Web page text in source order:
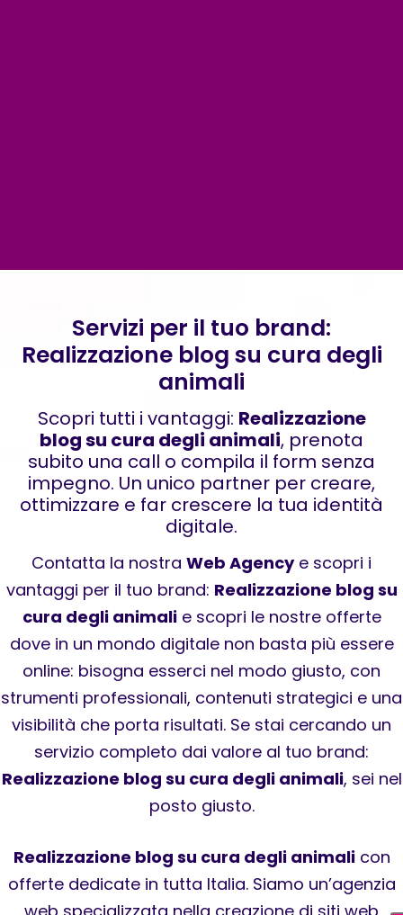
Servizi per il tuo brand:
Realizzazione blog su cura degli
animali
Scopri tutti i vantaggi: Realizzazione
blog su cura degli animali, prenota
subito una call o compila il form senza
impegno. Un unico partner per creare,
ottimizzare e far crescere la tua identità
digitale.
Contatta la nostra Web Agencye scopri i
vantaggi per il tuo brand: Realizzazione blog su
cura degli animalie scopri le nostre offerte
dove in un mondo digitale non basta più essere
online: bisogna esserci nel modo giusto, con
strumenti professionali, contenuti strategici e una
visibilità che porta risultati. Se stai cercando un
servizio completo dai valore al tuo brand:
Realizzazione blog su cura degli animali, sei nel
posto giusto.
Realizzazione blog su cura degli animalicon
offerte dedicate in tutta Italia. Siamo un’agenzia